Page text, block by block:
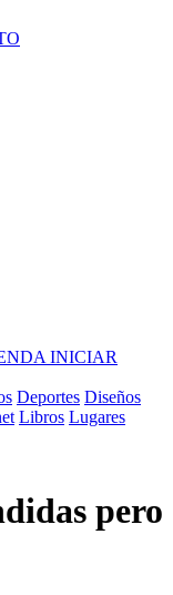
INICIAR
Deportes Diseños
Libros Lugares
pero